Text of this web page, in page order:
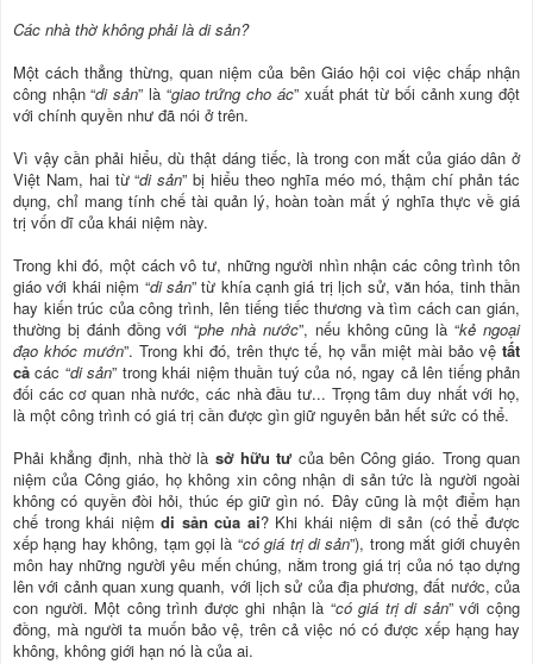
Các nhà thờ không phải là di sản?
Một cách thẳng thừng, quan niệm của bên Giáo hội coi việc chấp nhận
công nhận “di sản” là “giao trứng cho ác” xuất phát từ bối cảnh xung đột
với chính quyền như đã nói ở trên.
Vì vậy cần phải hiểu, dù thật dáng tiếc, là trong con mắt của giáo dân ở
Việt Nam, hai từ “di sản” bị hiểu theo nghĩa méo mó, thậm chí phản tác
dụng, chỉ mang tính chế tài quản lý, hoàn toàn mất ý nghĩa thực về giá
trị vốn dĩ của khái niệm này.
Trong khi đó, một cách vô tư, những người nhìn nhận các công trình tôn
giáo với khái niệm “di sản” từ khía cạnh giá trị lịch sử, văn hóa, tinh thần
hay kiến trúc của công trình, lên tiếng tiếc thương và tìm cách can gián,
thường bị đánh đồng với “phe nhà nước”, nếu không cũng là “kẻ ngoại
đạo khóc mướn”. Trong khi đó, trên thực tế, họ vẫn miệt mài bảo vệtất
cả các “di sản” trong khái niệm thuần tuý của nó, ngay cả lên tiếng phản
đối các cơ quan nhà nước, các nhà đầu tư... Trọng tâm duy nhất với họ,
là một công trình có giá trị cần được gìn giữ nguyên bản hết sức có thể.
Phải khẳng định, nhà thờ là sở hữu tưcủa bên Công giáo. Trong quan
niệm của Công giáo, họ không xin công nhận di sản tức là người ngoài
không có quyền đòi hỏi, thúc ép giữ gìn nó. Đây cũng là một điểm hạn
chế trong khái niệmdi sản của ai? Khi khái niệm di sản (có thể được
xếp hạng hay không, tạm gọi là “có giá trị di sản”), trong mắt giới chuyên
môn hay những người yêu mến chúng, nằm trong giá trị của nó tạo dựng
lên với cảnh quan xung quanh, với lịch sử của địa phương, đất nước, của
con người. Một công trình được ghi nhận là “có giá trị di sản” với cộng
đồng, mà người ta muốn bảo vệ, trên cả việc nó có được xếp hạng hay
không, không giới hạn nó là của ai.